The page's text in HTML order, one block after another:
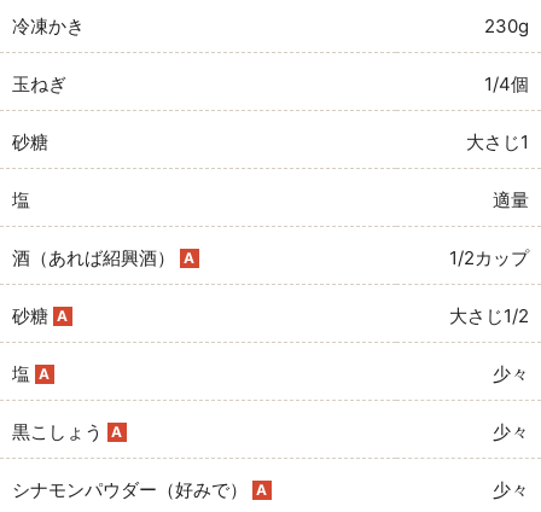
冷凍かき
230g
玉ねぎ 1/4個
砂糖 大さじ1
塩 適量
酒（あれば紹興酒） A 1/2カップ
砂糖 A 大さじ1/2
塩 A 少々
黒こしょう A 少々
シナモンパウダー（好みで） A 少々